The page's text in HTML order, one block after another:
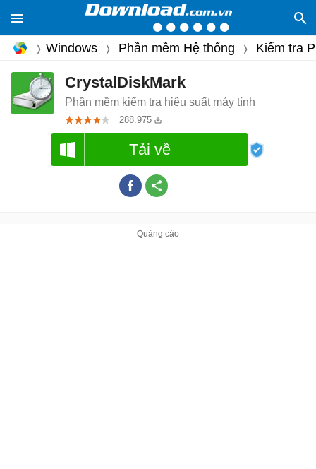
Windows Phần mềm Hệ thống Kiểm tra
CrystalDiskMark
Phần mềm kiểm tra hiệu suất máy tính
288.975
Tải về